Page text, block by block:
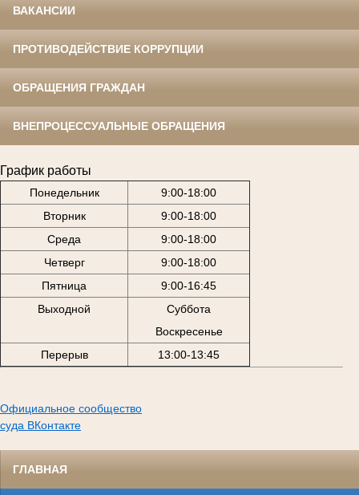
ВАКАНСИИ
ПРОТИВОДЕЙСТВИЕ КОРРУПЦИИ
ОБРАЩЕНИЯ ГРАЖДАН
ВНЕПРОЦЕССУАЛЬНЫЕ ОБРАЩЕНИЯ
График работы
Понедельник
9:00-18:00
Вторник
9:00-18:00
Среда
9:00-18:00
Четверг
9:00-18:00
Пятница
9:00-16:45
Выходной
Суббота
Воскресенье
Перерыв
13:00-13:45
Официальное сообщество
суда ВКонтакте
ГЛАВНАЯ